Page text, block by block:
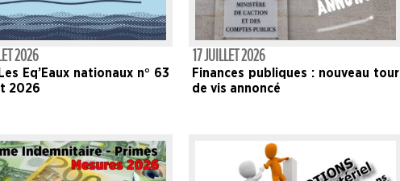
2026
Eq’Eaux nationaux n° 63
2026
17 JUILLET 2026
Finances publiques : nouveau tour
de vis annoncé